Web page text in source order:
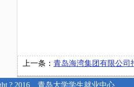
上一条： 青岛海湾集团有限公司
? 2016 青岛大学学生就业中心